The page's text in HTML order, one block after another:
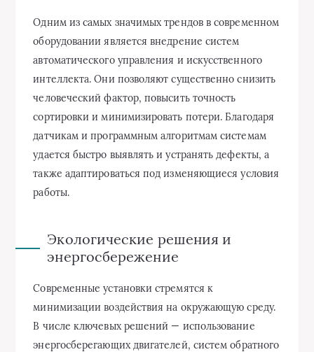
Одним из самых значимых трендов в современном
оборудовании является внедрение систем
автоматического управления и искусственного
интеллекта. Они позволяют существенно снизить
человеческий фактор, повысить точность
сортировки и минимизировать потери. Благодаря
датчикам и программным алгоритмам системам
удается быстро выявлять и устранять дефекты, а
также адаптироваться под изменяющиеся условия
работы.
Экологические решения и
энергосбережение
Современные установки стремятся к
минимизации воздействия на окружающую среду.
В числе ключевых решений — использование
энергосберегающих двигателей, систем обратного